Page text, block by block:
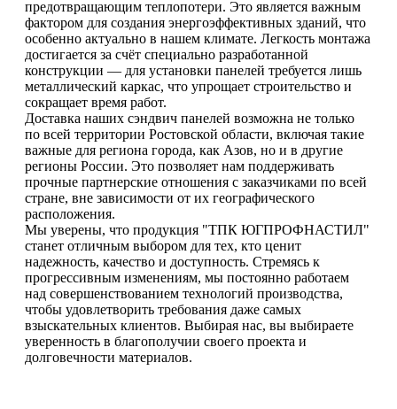
предотвращающим теплопотери. Это является важным
фактором для создания энергоэффективных зданий, что
особенно актуально в нашем климате. Легкость монтажа
достигается за счёт специально разработанной
конструкции — для установки панелей требуется лишь
металлический каркас, что упрощает строительство и
сокращает время работ.
Доставка наших сэндвич панелей возможна не только
по всей территории Ростовской области, включая такие
важные для региона города, как Азов, но и в другие
регионы России. Это позволяет нам поддерживать
прочные партнерские отношения с заказчиками по всей
стране, вне зависимости от их географического
расположения.
Мы уверены, что продукция "ТПК ЮГПРОФНАСТИЛ"
станет отличным выбором для тех, кто ценит
надежность, качество и доступность. Стремясь к
прогрессивным изменениям, мы постоянно работаем
над совершенствованием технологий производства,
чтобы удовлетворить требования даже самых
взыскательных клиентов. Выбирая нас, вы выбираете
уверенность в благополучии своего проекта и
долговечности материалов.